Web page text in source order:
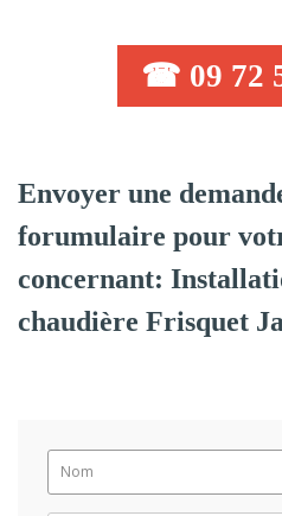
☎ 09 72
Envoyer une
forumulaire pour
concernant:
chaudière Frisquet